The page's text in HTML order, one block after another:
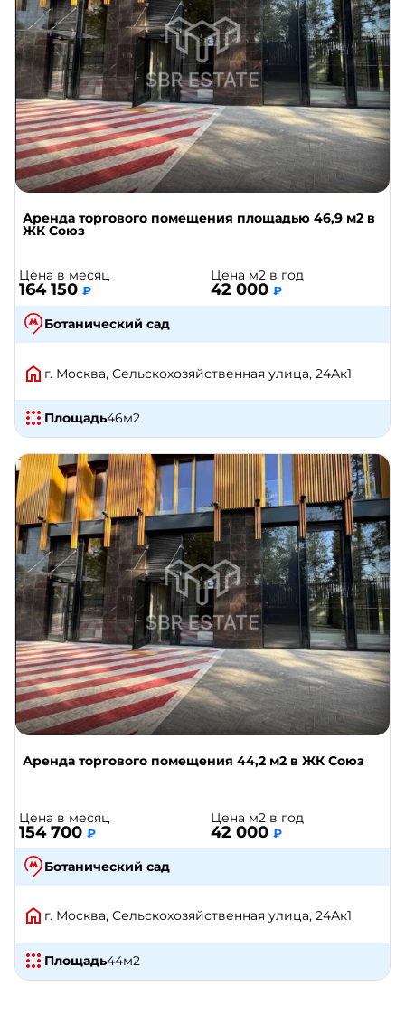
Аренда торгового помещения площадью 46,9 м2 в
ЖК Союз
Цена в месяц
164 150 ₽
Цена м2 в год
42 000 ₽
Ботанический сад
г. Москва, Сельскохозяйственная улица, 24Ак1
Площадь46м2
Аренда торгового помещения 44,2 м2 в ЖК Союз
Цена в месяц
154 700 ₽
Цена м2 в год
42 000 ₽
Ботанический сад
г. Москва, Сельскохозяйственная улица, 24Ак1
Площадь44м2